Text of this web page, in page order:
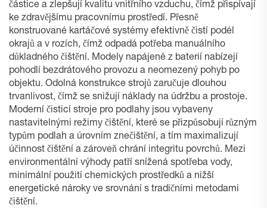
částice a zlepšují kvalitu vnitřního vzduchu, čímž přispívají
ke zdravějšímu pracovnímu prostředí. Přesně
konstruované kartáčové systémy efektivně čistí podél
okrajů a v rozích, čímž odpadá potřeba manuálního
důkladného čištění. Modely napájené z baterií nabízejí
pohodlí bezdrátového provozu a neomezený pohyb po
objektu. Odolná konstrukce strojů zaručuje dlouhou
trvanlivost, čímž se snižují náklady na údržbu a prostoje.
Moderní čisticí stroje pro podlahy jsou vybaveny
nastavitelnými režimy čištění, které se přizpůsobují různým
typům podlah a úrovním znečištění, a tím maximalizují
účinnost čištění a zároveň chrání integritu povrchů. Mezi
environmentální výhody patří snížená spotřeba vody,
minimální použití chemických prostředků a nižší
energetické nároky ve srovnání s tradičními metodami
čištění.